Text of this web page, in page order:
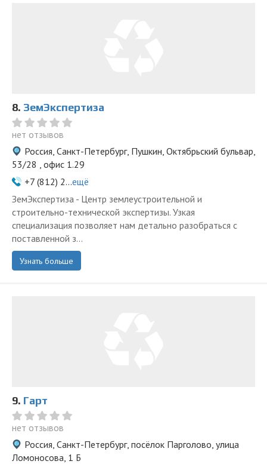
8. ЗемЭкспертиза
нет отзывов
Россия, Санкт-Петербург, Пушкин, Октябрьский бульвар,
53/28 , офис 1.29
+7 (812) 2...ещё
ЗемЭкспертиза - Центр землеустроительной и
строительно-технической экспертизы. Узкая
специализация позволяет нам детально разобраться с
поставленной з...
Узнать больше
9. Гарт
нет отзывов
Россия, Санкт-Петербург, посёлок Парголово, улица
Ломоносова, 1 Б